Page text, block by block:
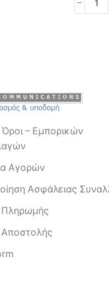
Όροι – Εμπορικών
Αγορών
Ασφάλειας
Πληρωμής
Αποστολής